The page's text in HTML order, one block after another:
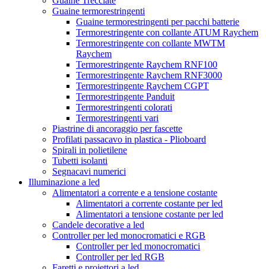
Guaine termorestringenti
Guaine termorestringenti per pacchi batterie
Termorestringente con collante ATUM Raychem
Termorestringente con collante MWTM
Raychem
Termorestringente Raychem RNF100
Termorestringente Raychem RNF3000
Termorestringente Raychem CGPT
Termorestringente Panduit
Termorestringenti colorati
Termorestringenti vari
Piastrine di ancoraggio per fascette
Profilati passacavo in plastica - Plioboard
Spirali in polietilene
Tubetti isolanti
Segnacavi numerici
Illuminazione a led
Alimentatori a corrente e a tensione costante
Alimentatori a corrente costante per led
Alimentatori a tensione costante per led
Candele decorative a led
Controller per led monocromatici e RGB
Controller per led monocromatici
Controller per led RGB